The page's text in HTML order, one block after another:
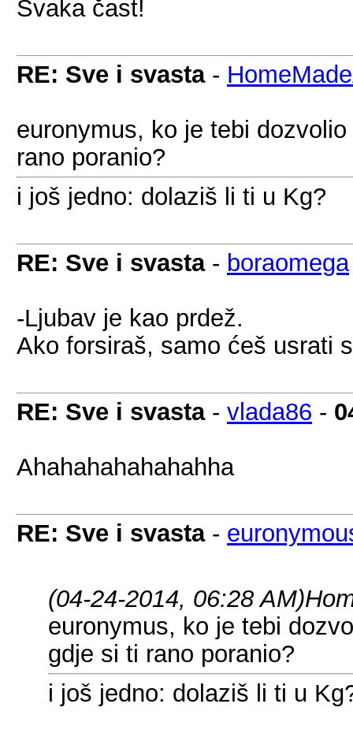
Svaka čast!
RE: Sve i svasta-
euronymus, ko je tebi
rano poranio?
i još jedno: dolaziš li ti u Kg?
RE: Sve i svasta- boraomega
-Ljubav je kao prdež.
Ako forsiraš, samo ćeš usrati
RE: Sve i svasta- vlada86 -
Ahahahahahahahha
RE: Sve i svasta-
(04-24-2014, 06:28 AM)
euronymus, ko je tebi
gdje si ti rano poranio?
i još jedno: dolaziš li ti u